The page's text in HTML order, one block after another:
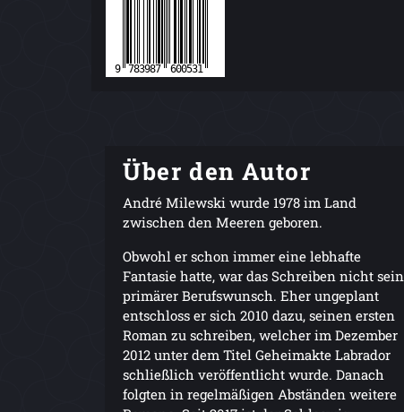
Über den Autor
André Milewski wurde 1978 im Land
zwischen den Meeren geboren.
Obwohl er schon immer eine lebhafte
Fantasie hatte, war das Schreiben nicht sein
primärer Berufswunsch. Eher ungeplant
entschloss er sich 2010 dazu, seinen ersten
Roman zu schreiben, welcher im Dezember
2012 unter dem Titel Geheimakte Labrador
schließlich veröffentlicht wurde. Danach
folgten in regelmäßigen Abständen weitere